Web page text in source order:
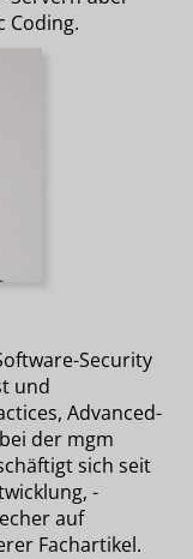
Coding.
Security
und
Advanced-
der mgm
sich seit
-
auf
Fachartikel.